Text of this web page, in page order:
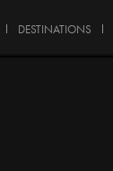
DESTINATIONS